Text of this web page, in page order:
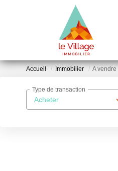
Accueil Immobilier A vendre
Acheter
Type de transaction